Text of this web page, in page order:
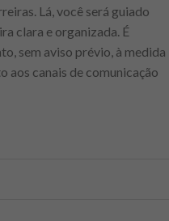
Lá, você será guiado
clara e organizada. É
sem aviso prévio, à medida
aos canais de comunicação